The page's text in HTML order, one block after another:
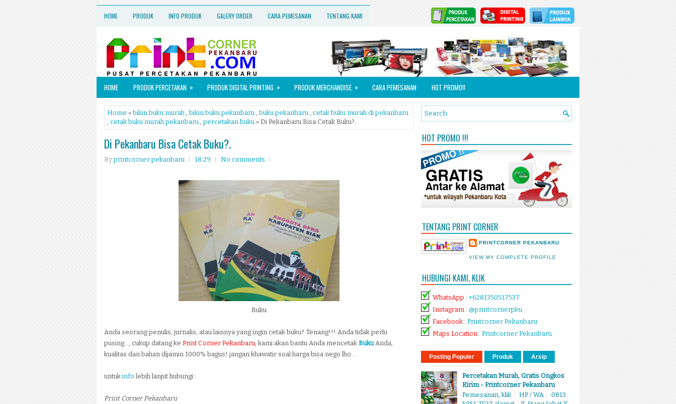
HOME PRODUK INFO PRODUK GALERY ORDER CARA PEMESANAN TENTANG KAMI
HOME PRODUK PERCETAKAN » PRODUK DIGITAL PRINTING » PRODUK MERCHANDISE » CARA PEMESANAN HOT PROMO!!
Home »bikin buku murah ,bikin buku pekanbaru ,buku pekanbaru , cetak buku murah di pekanbaru
, cetak buku murah pekanbaru ,percetakan buku » Di Pekanbaru Bisa Cetak Buku?.
Di Pekanbaru Bisa Cetak Buku?.
Byprintcorner pekanbaru 18:29 No comments
Buku
Anda seorang penulis, jurnalis, atau lainnya yang ingin cetak buku? Tenang!!! Anda tidak perlu
pusing..., cukup datang ke Print Corner Pekanbaru, kami akan bantu Anda mencetak BukuAnda,
kualitas dan bahan dijamin 1000% bagus! jangan khawatir soal harga bisa nego lho...
untuk info lebih lanjut hubungi :
Print Corner Pekanbaru
HOT PROMO !!!
TENTANG PRINT CORNER
PRINTCORNER PEKANBARU
VIEW MY COMPLETE PROFILE
HUBUNGI KAMI, KLIK
WhatsApp : +6281350517537
Instagram : @printcornerpku
Facebook : Printcorner Pekanbaru
Maps Location : Printcorner Pekanbaru
Posting Populer Produk Arsip
Percetakan Murah, Gratis Ongkos
Kirim - Printcorner Pekanbaru
Pemesanan, klik : HP / WA : 0813